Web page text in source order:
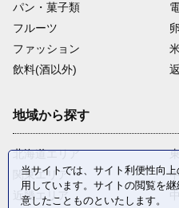
パン・菓子類
フルーツ
ファッション
飲料(酒以外)
地域から探す
北海道エリア
関東エリア
近畿エリア
当サイトでは、サイト利便性向
用しています。サイトの閲覧を
意したことものといたします。